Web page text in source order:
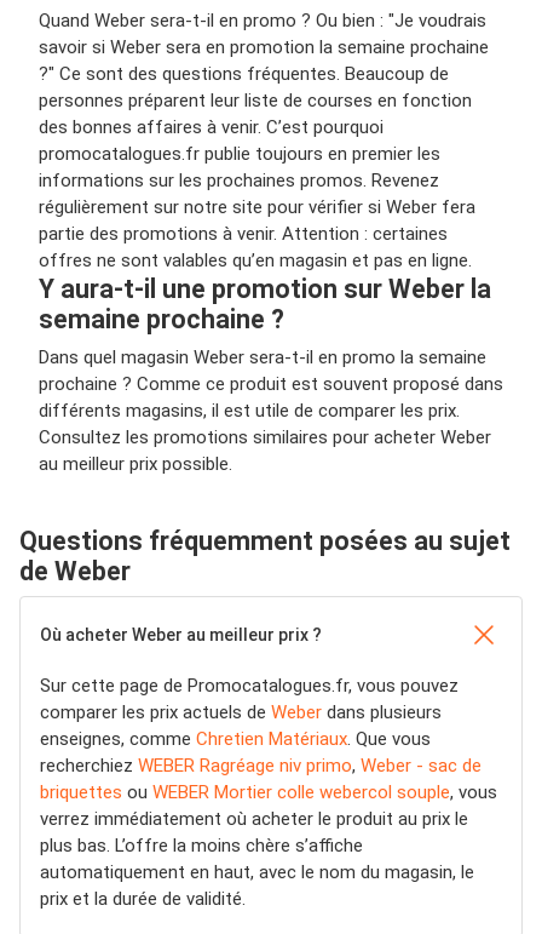
Quand Weber sera-t-il en promo ? Ou bien : "Je voudrais
savoir si Weber sera en promotion la semaine prochaine
?" Ce sont des questions fréquentes. Beaucoup de
personnes préparent leur liste de courses en fonction
des bonnes affaires à venir. C’est pourquoi
promocatalogues.fr publie toujours en premier les
informations sur les prochaines promos. Revenez
régulièrement sur notre site pour vérifier si Weber fera
partie des promotions à venir. Attention : certaines
offres ne sont valables qu’en magasin et pas en ligne.
Y aura-t-il une promotion sur Weber la
semaine prochaine ?
Dans quel magasin Weber sera-t-il en promo la semaine
prochaine ? Comme ce produit est souvent proposé dans
différents magasins, il est utile de comparer les prix.
Consultez les promotions similaires pour acheter Weber
au meilleur prix possible.
Questions fréquemment posées au sujet
de Weber
Où acheter Weber au meilleur prix ?
Sur cette page de Promocatalogues.fr, vous pouvez
comparer les prix actuels de Weber dans plusieurs
enseignes, comme Chretien Matériaux. Que vous
recherchiez WEBER Ragréage niv primo, Weber - sac de
briquettes ou WEBER Mortier colle webercol souple, vous
verrez immédiatement où acheter le produit au prix le
plus bas. L’offre la moins chère s’affiche
automatiquement en haut, avec le nom du magasin, le
prix et la durée de validité.